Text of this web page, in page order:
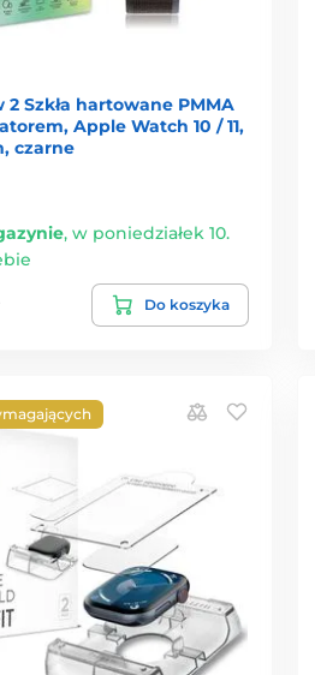
2 Szkła hartowane PMMA
Apple Watch 10 / 11,
czarne
, w poniedziałek 10.
Do koszyka